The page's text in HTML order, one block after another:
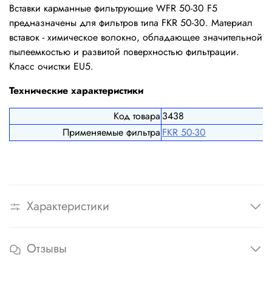
Вставки карманные фильтрующие WFR 50-30 F5
предназначены для фильтров типа FKR 50-30. Материал
вставок - химическое волокно, обладающее значительной
пылеемкостью и развитой поверхностью фильтрации.
Класс очистки EU5.
Технические характеристики
Код товара 3438
Применяемые фильтра FКR 50-30
Характеристики
Отзывы